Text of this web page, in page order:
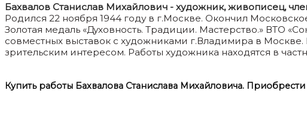
Бахвалов Станислав Михайлович - художник, живописец,
Родился 22 ноября 1944 году в г.Москве. Окончил
Золотая медаль «Духовность. Традиции. Мастерство.» ВТО
совместных выставок с художниками г.Владимира в
зрительским интересом. Работы художника находятся в
Купить работы Бахвалова Станислава Михайловича.